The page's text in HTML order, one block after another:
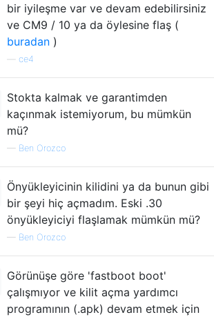
bir iyileşme var ve devam edebilirsiniz
ve CM9 / 10 ya da öylesine flaş (
buradan )
ce4
Stokta kalmak ve garantimden
kaçınmak istemiyorum, bu mümkün
mü?
— Ben Orozco
Önyükleyicinin kilidini ya da bunun gibi
bir şeyi hiç açmadım. Eski .30
önyükleyiciyi flaşlamak mümkün mü?
— Ben Orozco
Görünüşe göre 'fastboot boot'
çalışmıyor ve kilit açma yardımcı
programının (.apk) devam etmek için